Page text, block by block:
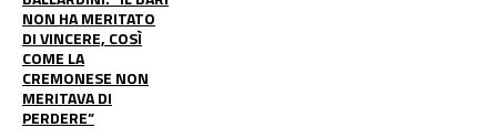
NON HA MERITATO
DI VINCERE, COSÌ
COME LA
CREMONESE NON
MERITAVA DI
PERDERE”